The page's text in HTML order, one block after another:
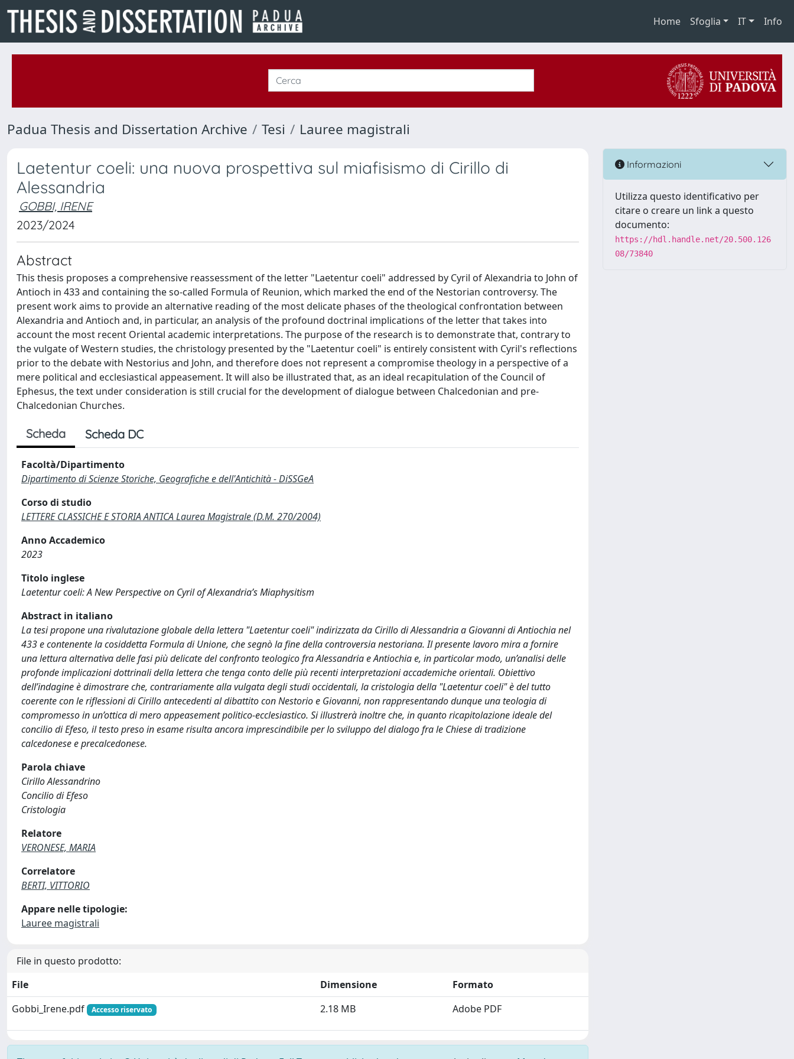
Home Sfoglia IT Info
Padua Thesis and Dissertation Archive Tesi Lauree magistrali
Laetentur coeli: una nuova prospettiva sul miafisismo di Cirillo di
Alessandria
GOBBI, IRENE
2023/2024
Abstract
This thesis proposes a comprehensive reassessment of the letter "Laetentur coeli" addressed by Cyril of Alexandria to John of
Antioch in 433 and containing the so-called Formula of Reunion, which marked the end of the Nestorian controversy. The
present work aims to provide an alternative reading of the most delicate phases of the theological confrontation between
Alexandria and Antioch and, in particular, an analysis of the profound doctrinal implications of the letter that takes into
account the most recent Oriental academic interpretations. The purpose of the research is to demonstrate that, contrary to
the vulgate of Western studies, the christology presented by the "Laetentur coeli" is entirely consistent with Cyril's reflections
prior to the debate with Nestorius and John, and therefore does not represent a compromise theology in a perspective of a
mere political and ecclesiastical appeasement. It will also be illustrated that, as an ideal recapitulation of the Council of
Ephesus, the text under consideration is still crucial for the development of dialogue between Chalcedonian and pre-
Chalcedonian Churches.
Scheda Scheda DC
Facoltà/Dipartimento
Dipartimento di Scienze Storiche, Geografiche e dell'Antichità - DiSSGeA
Corso di studio
LETTERE CLASSICHE E STORIA ANTICA Laurea Magistrale (D.M. 270/2004)
Anno Accademico
2023
Titolo inglese
Laetentur coeli: A New Perspective on Cyril of Alexandria’s Miaphysitism
Abstract in italiano
La tesi propone una rivalutazione globale della lettera "Laetentur coeli" indirizzata da Cirillo di Alessandria a Giovanni di Antiochia nel
433 e contenente la cosiddetta Formula di Unione, che segnò la fine della controversia nestoriana. Il presente lavoro mira a fornire
una lettura alternativa delle fasi più delicate del confronto teologico fra Alessandria e Antiochia e, in particolar modo, un’analisi delle
profonde implicazioni dottrinali della lettera che tenga conto delle più recenti interpretazioni accademiche orientali. Obiettivo
dell’indagine è dimostrare che, contrariamente alla vulgata degli studi occidentali, la cristologia della "Laetentur coeli" è del tutto
coerente con le riflessioni di Cirillo antecedenti al dibattito con Nestorio e Giovanni, non rappresentando dunque una teologia di
compromesso in un’ottica di mero appeasement politico-ecclesiastico. Si illustrerà inoltre che, in quanto ricapitolazione ideale del
concilio di Efeso, il testo preso in esame risulta ancora imprescindibile per lo sviluppo del dialogo fra le Chiese di tradizione
calcedonese e precalcedonese.
Parola chiave
Cirillo Alessandrino
Concilio di Efeso
Cristologia
Relatore
VERONESE, MARIA
Correlatore
BERTI, VITTORIO
Appare nelle tipologie:
Lauree magistrali
File in questo prodotto:
File
Dimensione
Formato
Gobbi_Irene.pdf
Accesso riservato 2.18 MB Adobe PDF
Informazioni
Utilizza questo identificativo per
citare o creare un link a questo
documento:
https://hdl.handle.net/20.500.126
08/73840